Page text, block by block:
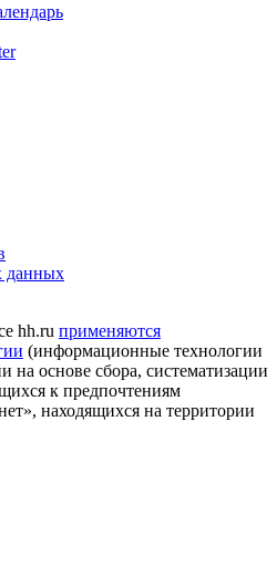
данных
hh.ru применяются
(информационные технологии
на основе сбора, систематизации
к предпочтениям
находящихся на территории